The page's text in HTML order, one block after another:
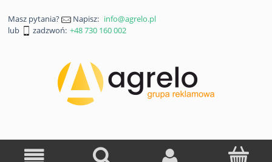
Masz pytania? Napisz: info@agrelo.pl
lub
zadzwoń: +48 730 160 002